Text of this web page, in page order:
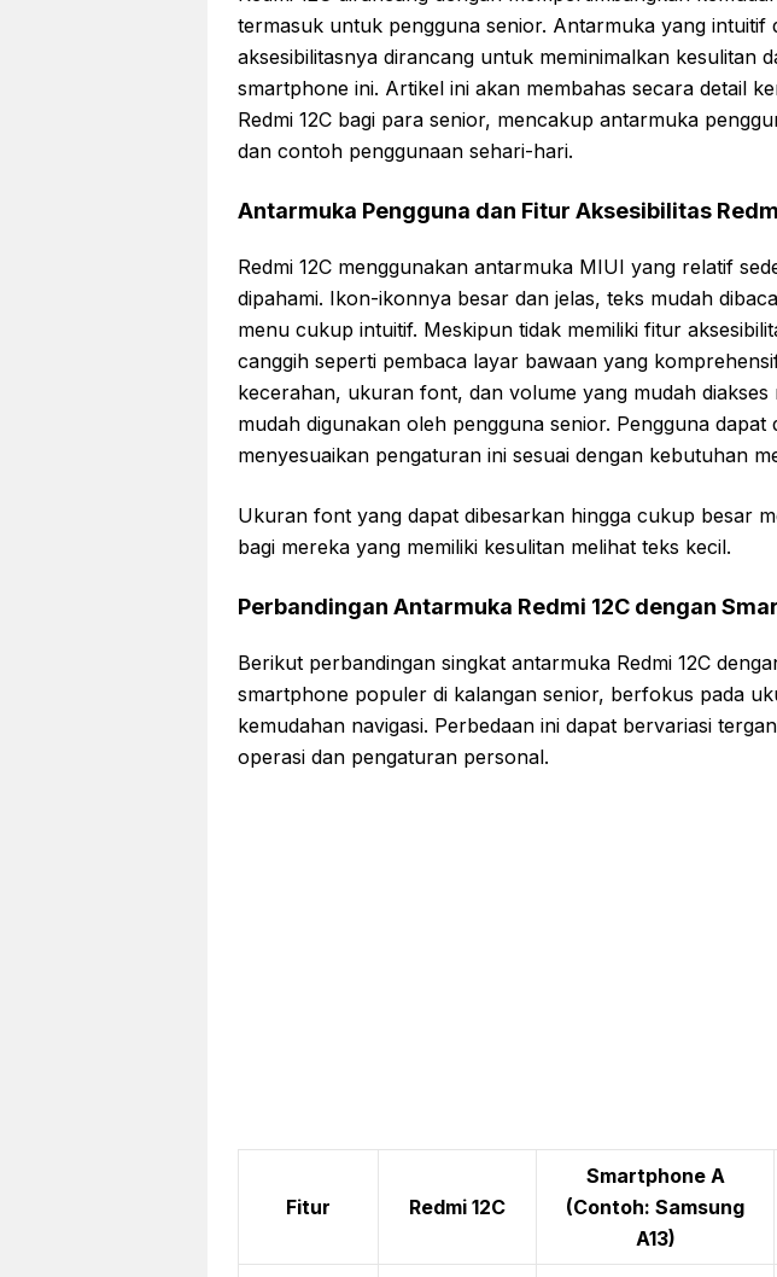
termasuk untuk pengguna senior. Antarmuka yang intuitif
aksesibilitasnya dirancang untuk meminimalkan kesulitan
smartphone ini. Artikel ini akan membahas secara detail
Redmi 12C bagi para senior, mencakup antarmuka
dan contoh penggunaan sehari-hari.
Antarmuka Pengguna dan Fitur Aksesibilitas
Redmi 12C menggunakan antarmuka MIUI yang relatif
dipahami. Ikon-ikonnya besar dan jelas, teks mudah
menu cukup intuitif. Meskipun tidak memiliki fitur
canggih seperti pembaca layar bawaan yang
kecerahan, ukuran font, dan volume yang mudah diakses
mudah digunakan oleh pengguna senior. Pengguna dapat
menyesuaikan pengaturan ini sesuai dengan kebutuhan
Ukuran font yang dapat dibesarkan hingga cukup besar
bagi mereka yang memiliki kesulitan melihat teks kecil.
Perbandingan Antarmuka Redmi 12C dengan
Berikut perbandingan singkat antarmuka Redmi 12C
smartphone populer di kalangan senior, berfokus pada
kemudahan navigasi. Perbedaan ini dapat bervariasi
operasi dan pengaturan personal.
Fitur Redmi 12C
Smartphone A
(Contoh: Samsung
A13)